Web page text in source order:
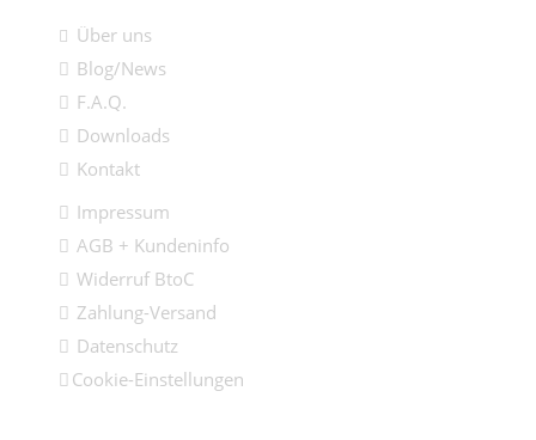
Über uns
Blog/News
F.A.Q.
Downloads
Kontakt
Impressum
AGB + Kundeninfo
Widerruf BtoC
Zahlung-Versand
Datenschutz
Cookie-Einstellungen